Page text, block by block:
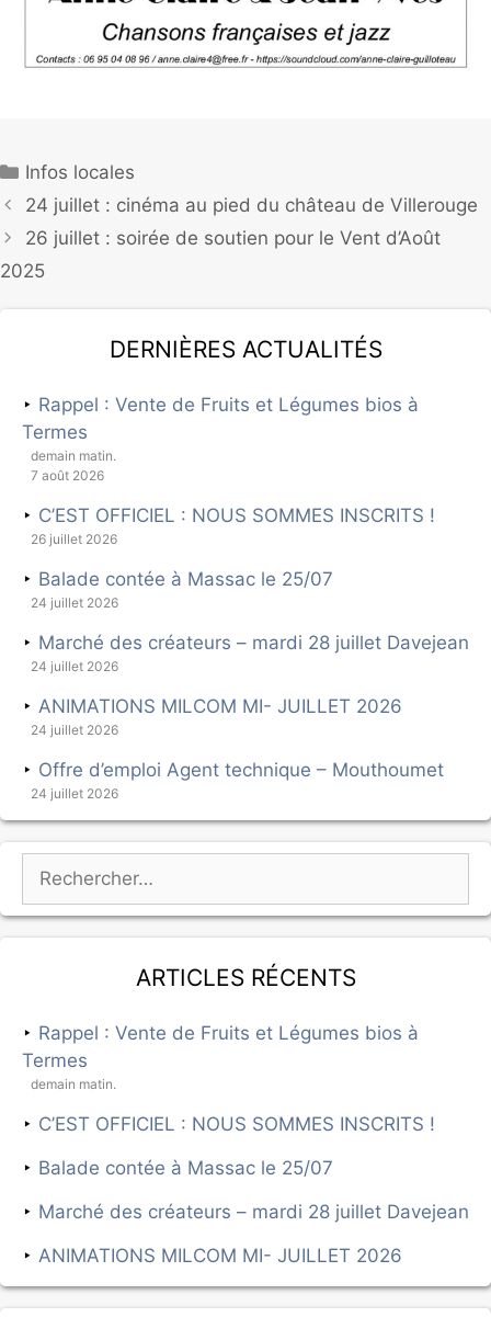
Infos locales
24 juillet : cinéma au pied du château de Villerouge
26 juillet : soirée de soutien pour le Vent d’Août
2025
Dernières actualités
Rappel : Vente de Fruits et Légumes bios à
Termes
demain matin.
7 août 2026
C’EST OFFICIEL : NOUS SOMMES INSCRITS !
26 juillet 2026
Balade contée à Massac le 25/07
24 juillet 2026
Marché des créateurs – mardi 28 juillet Davejean
24 juillet 2026
ANIMATIONS MILCOM MI- JUILLET 2026
24 juillet 2026
Offre d’emploi Agent technique – Mouthoumet
24 juillet 2026
Articles récents
Rappel : Vente de Fruits et Légumes bios à
Termes
demain matin.
C’EST OFFICIEL : NOUS SOMMES INSCRITS !
Balade contée à Massac le 25/07
Marché des créateurs – mardi 28 juillet Davejean
ANIMATIONS MILCOM MI- JUILLET 2026